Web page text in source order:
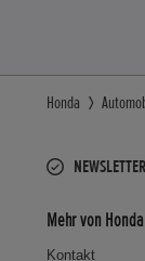
Honda
NEWSLETTER
Mehr von Honda
Kontakt